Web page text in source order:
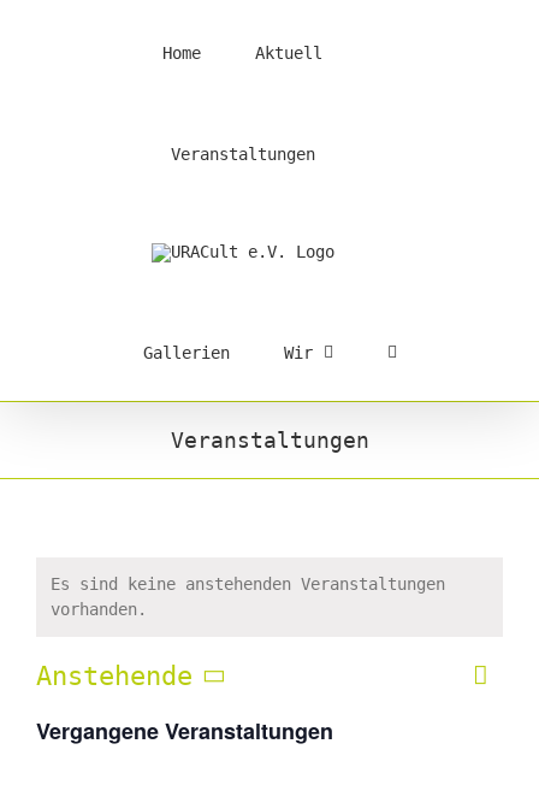
Home Aktuell
Veranstaltungen
Gallerien Wir
Veranstaltungen
Es sind keine anstehenden Veranstaltungen
vorhanden.
Liste
Anstehende
wählen.
Vergangene Veranstaltungen